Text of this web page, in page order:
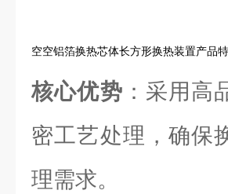
空空铝箔换热芯体长方形换热装置产品
核心优势 ：采用高
密工艺处理，确保
理需求。